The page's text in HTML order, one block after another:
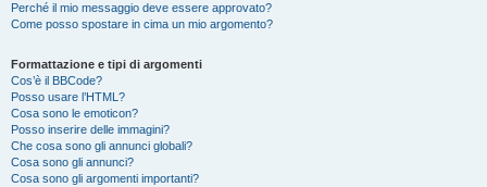
Perché il mio messaggio deve essere approvato?
Come posso spostare in cima un mio argomento?
Formattazione e tipi di argomenti
Cos’è il BBCode?
Posso usare l’HTML?
Cosa sono le emoticon?
Posso inserire delle immagini?
Che cosa sono gli annunci globali?
Cosa sono gli annunci?
Cosa sono gli argomenti importanti?